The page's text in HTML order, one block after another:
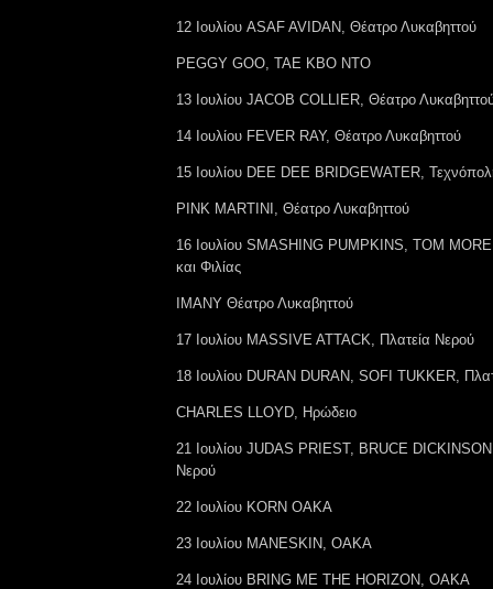
12 Ιουλίου ASAF AVIDAN, Θέατρο Λυκαβηττού
PEGGY GOO, ΤΑΕ ΚΒΟ ΝΤΟ
13 Ιουλίου JACOB COLLIER, Θέατρο
14 Ιουλίου FEVER RAY, Θέατρο Λυκαβηττού
15 Ιουλίου DEE DEE BRIDGEWATER,
PINK MARTINI, Θέατρο Λυκαβηττού
16 Ιουλίου SMASHING PUMPKINS, TOM
και Φιλίας
IMANY Θέατρο Λυκαβηττού
17 Ιουλίου MASSIVE ATTACK, Πλατεία Νερού
18 Ιουλίου DURAN DURAN, SOFI TUKKER,
CHARLES LLOYD, Ηρώδειο
21 Ιουλίου JUDAS PRIEST, BRUCE
Νερού
22 Ιουλίου KORN ΟΑΚΑ
23 Ιουλίου MANESKIN, ΟΑΚΑ
24 Ιουλίου BRING ME THE HORIZON, ΟΑΚΑ